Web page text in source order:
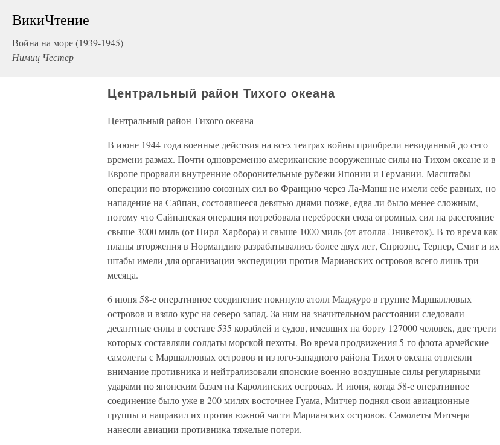
ВикиЧтение
Война на море (1939-1945)
Нимиц Честер
Центральный район Тихого океана
Центральный район Тихого океана
В июне 1944 года военные действия на всех театрах войны приобрели невиданный до сего
времени размах. Почти одновременно американские вооруженные силы на Тихом океане и в
Европе прорвали внутренние оборонительные рубежи Японии и Германии. Масштабы
операции по вторжению союзных сил во Францию через Ла-Манш не имели себе равных, но
нападение на Сайпан, состоявшееся девятью днями позже, едва ли было менее сложным,
потому что Сайпанская операция потребовала переброски сюда огромных сил на расстояние
свыше 3000 миль (от Пирл-Харбора) и свыше 1000 миль (от атолла Эниветок). В то время как
планы вторжения в Нормандию разрабатывались более двух лет, Спрюэнс, Тернер, Смит и их
штабы имели для организации экспедиции против Марианских островов всего лишь три
месяца.
6 июня 58-е оперативное соединение покинуло атолл Маджуро в группе Маршалловых
островов и взяло курс на северо-запад. За ним на значительном расстоянии следовали
десантные силы в составе 535 кораблей и судов, имевших на борту 127000 человек, две трети
которых составляли солдаты морской пехоты. Во время продвижения 5-го флота армейские
самолеты с Маршалловых островов и из юго-западного района Тихого океана отвлекли
внимание противника и нейтрализовали японские военно-воздушные силы регулярными
ударами по японским базам на Каролинских островах. И июня, когда 58-е оперативное
соединение было уже в 200 милях восточнее Гуама, Митчер поднял свои авиационные
группы и направил их против южной части Марианских островов. Самолеты Митчера
нанесли авиации противника тяжелые потери.